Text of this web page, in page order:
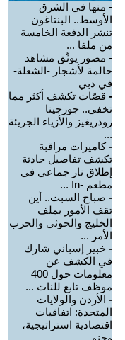
- منها في الشرق
الأوسط.. البنتاغون
تنشر الدفعة الخامسة
من ملفا ...
- مصور يوثّق مشاهد
حالمة لأشجار -الشعلة-
في دبي
- قصّات تكشف أكثر مما
تخفي.. جورجينا
رودريغيز والأزياء الجريئة
...
-كاميرات مراقبة
تكشف تفاصيل حادثة
إطلاق نار جماعي في
مطعم -In ...
- صباح السبت.. أين
تقف الأمور بملف
الخليج والحوثي والحرب
الأمر ...
- خبير إسباني شارك
في الكشف عن
معلومات حول 400
موظف تابع للنات ...
- الأردن والولايات
المتحدة: اتفاقيات
اقتصادية استراتيجية،
وجنو ...